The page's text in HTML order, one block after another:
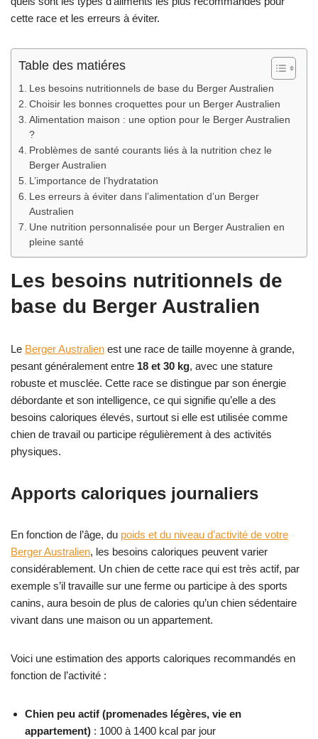
cette race et les erreurs à éviter.
Table des matiéres
Les besoins nutritionnels de base du Berger Australien
Choisir les bonnes croquettes pour un Berger Australien
Alimentation maison : une option pour le Berger Australien
?
Problèmes de santé courants liés à la nutrition chez le
Berger Australien
L’importance de l’hydratation
Les erreurs à éviter dans l’alimentation d’un Berger
Australien
Une nutrition personnalisée pour un Berger Australien en
pleine santé
Les besoins nutritionnels de
base du Berger Australien
Le Berger Australien est une race de taille moyenne à grande,
pesant généralement entre 18 et 30 kg, avec une stature
robuste et musclée. Cette race se distingue par son énergie
débordante et son intelligence, ce qui signifie qu’elle a des
besoins caloriques élevés, surtout si elle est utilisée comme
chien de travail ou participe régulièrement à des activités
physiques.
Apports caloriques journaliers
En fonction de l’âge, du poids et du niveau d’activité de votre
Berger Australien, les besoins caloriques peuvent varier
considérablement. Un chien de cette race qui est très actif, par
exemple s’il travaille sur une ferme ou participe à des sports
canins, aura besoin de plus de calories qu’un chien sédentaire
vivant dans une maison ou un appartement.
Voici une estimation des apports caloriques recommandés en
fonction de l’activité :
Chien peu actif (promenades légères, vie en
appartement) : 1000 à 1400 kcal par jour